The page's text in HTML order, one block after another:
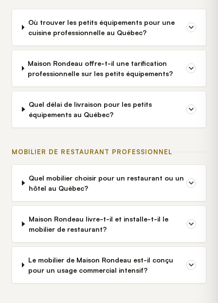
Où trouver les petits équipements pour une
cuisine professionnelle au Québec?
Maison Rondeau offre-t-il une tarification
professionnelle sur les petits équipements?
Quel délai de livraison pour les petits
équipements au Québec?
MOBILIER DE RESTAURANT PROFESSIONNEL
Quel mobilier choisir pour un restaurant ou un
hôtel au Québec?
Maison Rondeau livre-t-il et installe-t-il le
mobilier de restaurant?
Le mobilier de Maison Rondeau est-il conçu
pour un usage commercial intensif?